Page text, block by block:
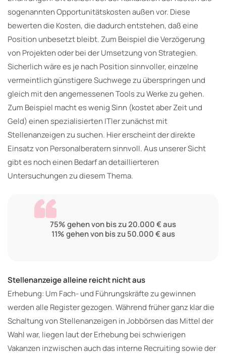
sogenannten Opportunitätskosten außen vor. Diese
bewerten die Kosten, die dadurch entstehen, daß eine
Position unbesetzt bleibt. Zum Beispiel die Verzögerung
von Projekten oder bei der Umsetzung von Strategien.
Sicherlich wäre es je nach Position sinnvoller, einzelne
vermeintlich günstigere Suchwege zu überspringen und
gleich mit den angemessenen Tools zu Werke zu gehen.
Zum Beispiel macht es wenig Sinn (kostet aber Zeit und
Geld) einen spezialisierten ITler zunächst mit
Stellenanzeigen zu suchen. Hier erscheint der direkte
Einsatz von Personalberatern sinnvoll. Aus unserer Sicht
gibt es noch einen Bedarf an detaillierteren
Untersuchungen zu diesem Thema.
75% gehen von bis zu 20.000 € aus
11% gehen von bis zu 50.000 € aus
Stellenanzeige alleine reicht nicht aus
Erhebung: Um Fach- und Führungskräfte zu gewinnen
werden alle Register gezogen. Während früher ganz klar die
Schaltung von Stellenanzeigen in Jobbörsen das Mittel der
Wahl war, liegen laut der Erhebung bei schwierigen
Vakanzen inzwischen auch das interne Recruiting sowie der